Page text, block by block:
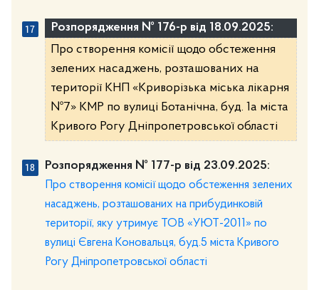
Розпорядження № 176-р від 18.09.2025:
Про створення комісії щодо обстеження
зелених насаджень, розташованих на
території КНП «Криворізька міська лікарня
№7» КМР по вулиці Ботанічна, буд. 1а міста
Кривого Рогу Дніпропетровської області
Розпорядження № 177-р від 23.09.2025:
Про створення комісії щодо обстеження зелених
насаджень, розташованих на прибудинковій
території, яку утримує ТОВ «УЮТ-2011» по
вулиці Євгена Коновальця, буд.5 міста Кривого
Рогу Дніпропетровської області